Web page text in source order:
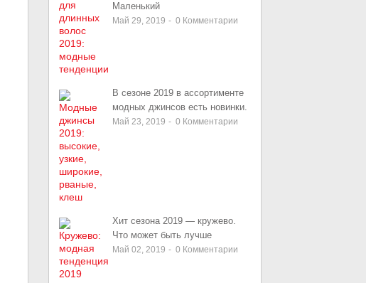
Маленький
Май 29, 2019 - 0 Комментарии
В сезоне 2019 в ассортименте
модных джинсов есть новинки.
Май 23, 2019 - 0 Комментарии
Хит сезона 2019 — кружево.
Что может быть лучше
Май 02, 2019 - 0 Комментарии